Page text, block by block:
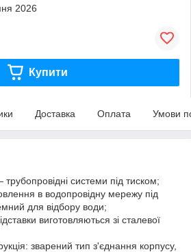
2026
Купити
Доставка Оплата Умови
системи під тиском;
в водопровідну мережу під
для відбору води;
виготовляються зі сталевої
зварений тип з'єднання корпусу,